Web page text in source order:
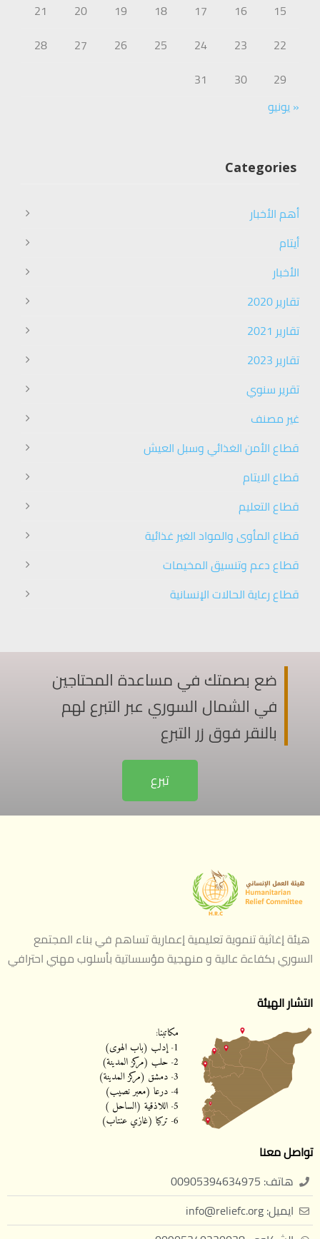
15
16
17
18
19
20
21
22
23
24
25
26
27
28
29
30
31
« يونيو
Categories
أهم الأخبار
أيتام
الأخبار
تقارير 2020
تقارير 2021
تقارير 2023
تقرير سنوي
غير مصنف
قطاع الأمن الغذائي وسبل العيش
قطاع الايتام
قطاع التعليم
قطاع المأوى والمواد الغير غذائية
قطاع دعم وتنسيق المخيمات
قطاع رعاية الحالات الإنسانية
ضع بصمتك في مساعدة المحتاجين
في الشمال السوري عبر التبرع لهم
بالنقر فوق زر التبرع
تبرع
هيئة إغاثية تنموية تعليمية إعمارية تساهم في بناء المجتمع
السوري بكفاءة عالية و منهجية مؤسساتية بأسلوب مهني احترافي
انتشار الهيئة
تواصل معنا
هاتف: 00905394634975
ايميل: info@reliefc.org